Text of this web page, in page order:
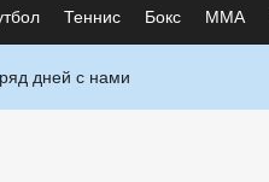
Теннис Бокс ММА
дней с нами